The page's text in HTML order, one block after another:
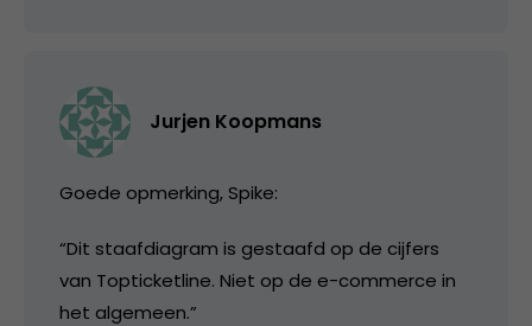
Jurjen Koopmans
Goede opmerking, Spike:
“Dit staafdiagram is gestaafd op de cijfers
van Topticketline. Niet op de e-commerce in
het algemeen.”